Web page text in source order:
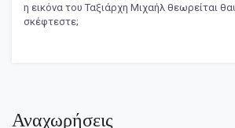
η εικόνα του Ταξιάρχη Μιχαήλ θεωρείται
σκέφτεστε;
Αναχωρήσεις